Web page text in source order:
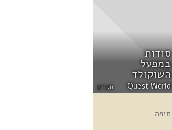
סודות
במפעל
השוקולד
Quest World מקודם
חיפה